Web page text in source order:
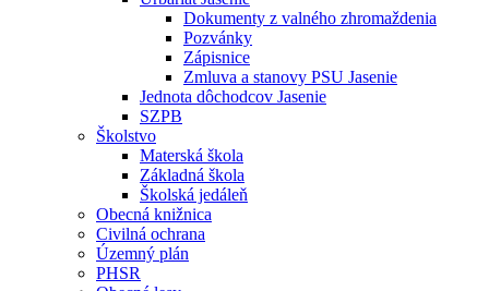
Dokumenty z valného zhromaždenia
Pozvánky
Zápisnice
Zmluva a stanovy PSU Jasenie
Jednota dôchodcov Jasenie
SZPB
Školstvo
Materská škola
Základná škola
Školská jedáleň
Obecná knižnica
Civilná ochrana
Územný plán
PHSR